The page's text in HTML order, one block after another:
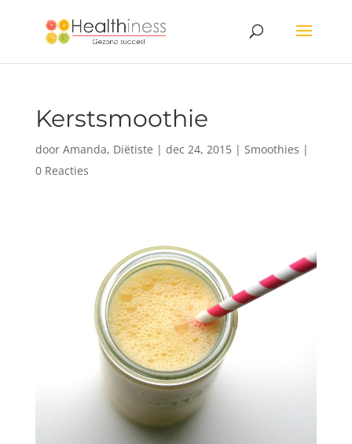
Kerstsmoothie
door Amanda, Diëtiste | dec 24, 2015| Smoothies |
0 Reacties